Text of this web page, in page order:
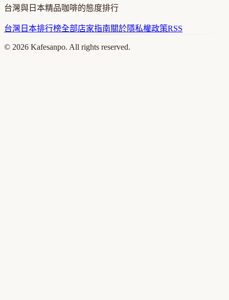
台灣與日本精品咖啡的態度排行
台灣 日本排行榜全部店家指南關於隱私權政策RSS
© 2026 Kafesanpo. All rights reserved.